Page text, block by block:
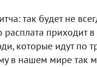
так будет не
приходит
которые идут по
в нашем мире так